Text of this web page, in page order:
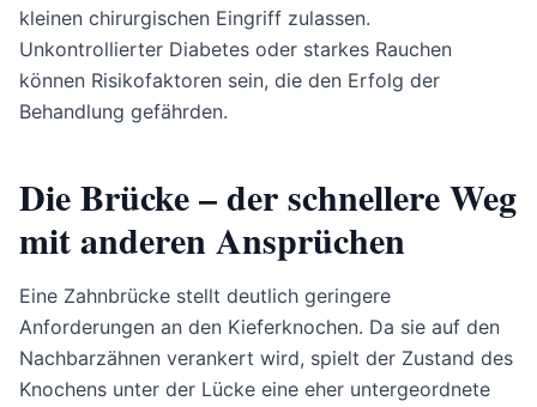
kleinen chirurgischen Eingriff zulassen.
Unkontrollierter Diabetes oder starkes Rauchen
können Risikofaktoren sein, die den Erfolg der
Behandlung gefährden.
Die Brücke – der schnellere Weg
mit anderen Ansprüchen
Eine Zahnbrücke stellt deutlich geringere
Anforderungen an den Kieferknochen. Da sie auf den
Nachbarzähnen verankert wird, spielt der Zustand des
Knochens unter der Lücke eine eher untergeordnete